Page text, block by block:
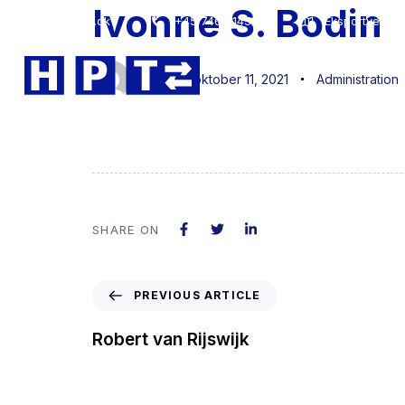
hpt@hpt.dk +45 7467 1454 Eksportvej 1 -
Ivonne S. Bodin
Author
jan
Published
on:
oktober 11, 2021
Published
in:
Administration
SHARE ON
PREVIOUS ARTICLE
Robert van Rijswijk